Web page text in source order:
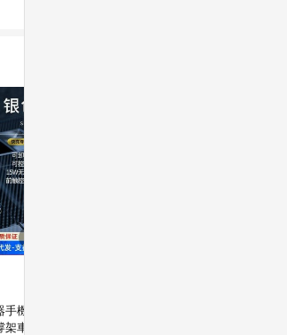
機支
車內